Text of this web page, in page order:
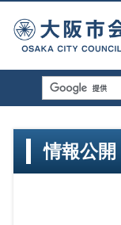
情報公開